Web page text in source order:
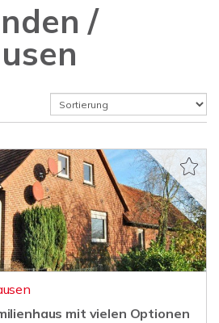
/
mit vielen Optionen